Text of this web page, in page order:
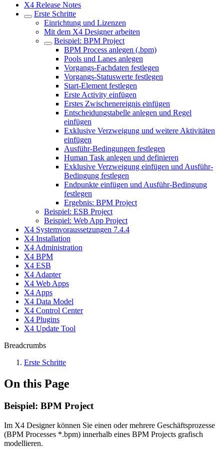
X4 Release Notes
Erste Schritte
Einrichtung und Lizenzen
Mit dem X4 Designer arbeiten
Beispiel: BPM Project
BPM Process anlegen (.bpm)
Pools und Lanes anlegen
Vorgangs-Fachdaten festlegen
Vorgangs-Statuswerte festlegen
Start-Element festlegen
Erste Activity einfügen
Erstes Zwischenereignis einfügen
Entscheidungstabelle anlegen und Regel
einfügen
Exklusive Verzweigung und weitere Aktivitäten
einfügen
Ausführ-Bedingungen festlegen
Human Task anlegen und definieren
Exklusive Verzweigung einfügen und Ausführ-
Bedingung festlegen
Endpunkte einfügen und Ausführ-Bedingung
festlegen
Ergebnis: BPM Project
Beispiel: ESB Project
Beispiel: Web App Project
X4 Systemvoraussetzungen 7.4.4
X4 Installation
X4 Administration
X4 BPM
X4 ESB
X4 Adapter
X4 Web Apps
X4 Apps
X4 Data Model
X4 Control Center
X4 Plugins
X4 Update Tool
Breadcrumbs
Erste Schritte
On this Page
Beispiel: BPM Project
Im X4 Designer können Sie einen oder mehrere Geschäftsprozesse
(BPM Processes *.bpm) innerhalb eines BPM Projects grafisch
modellieren.